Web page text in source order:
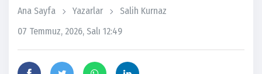
Ana Sayfa Yazarlar
Salih Kurnaz
07 Temmuz, 2026, Salı 12:49